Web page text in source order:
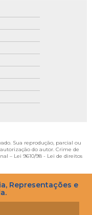
Sua reprodução, parcial ou
do autor. Crime de
– Lei 9610/98 - Lei de direitos
Representações e